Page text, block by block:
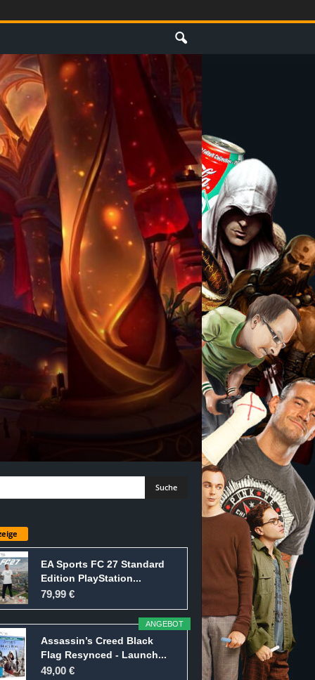
EA Sports FC 27 Standard
Edition PlayStation...
79,99 €
ANGEBOT
Assassin’s Creed Black
Flag Resynced - Launch...
49,00 €